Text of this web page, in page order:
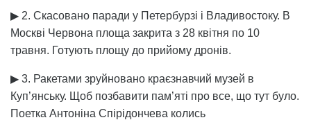
▶ 2. Скасовано паради у Петербурзі і Владивостоку. В
Москві Червона площа закрита з 28 квітня по 10
травня. Готують площу до прийому дронів.
▶ 3. Ракетами зруйновано краєзнавчий музей в
Куп’янську. Щоб позбавити пам’яті про все, що тут було.
Поетка Антоніна Спірідончева колись